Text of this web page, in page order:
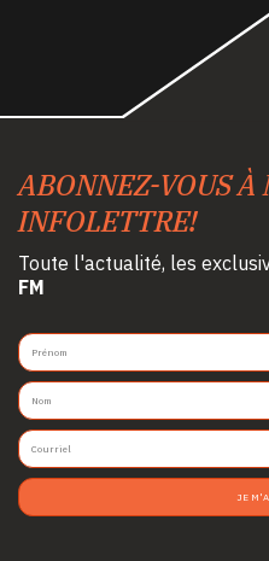
ABONNEZ-VOUS À
INFOLETTRE!
Toute l'actualité, les
FM
JE